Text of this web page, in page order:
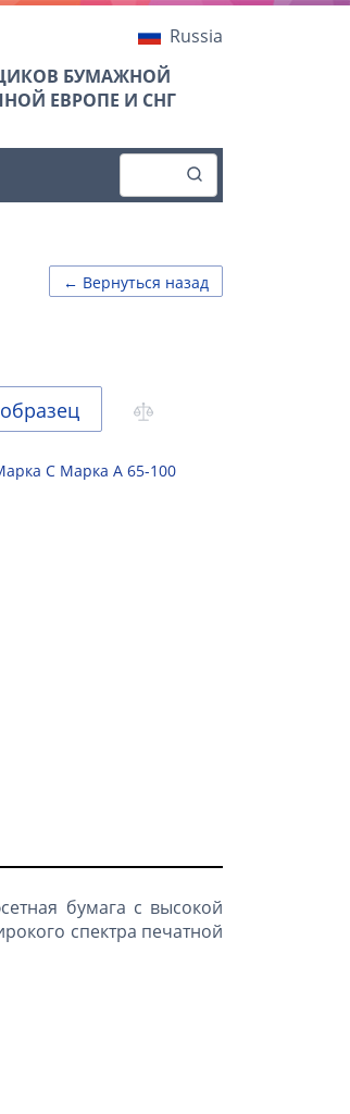
Russia
БУМАЖНОЙ
ЕВРОПЕ И СНГ
← Вернуться назад
С Марка А 65-100
бумага с высокой
спектра печатной